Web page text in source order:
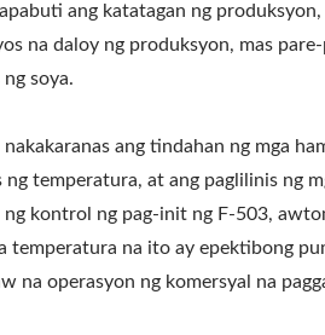
ang katatagan ng
na daloy ng produksyon, mas
soya.
ang tindahan ng mga
temperatura, at ang paglilinis ng
kontrol ng pag-init ng F-503,
na ito ay epektibong
na operasyon ng komersyal na